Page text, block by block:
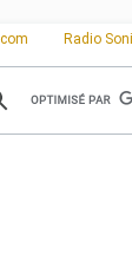
Radio